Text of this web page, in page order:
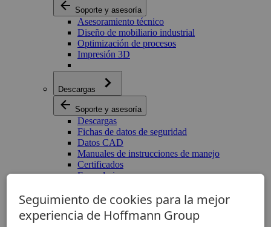
Soporte y asesoría
Asesoramiento técnico
Diseño de mobiliario industrial
Optimización de procesos
Impresión 3D
Descargas
Soporte y asesoría
Descargas
Fichas de datos de seguridad
Datos CAD
Manuales de instrucciones de manejo
Certificados
Formularios
Declaraciones de conformidad
Seguimiento de cookies para la mejor
experiencia de Hoffmann Group